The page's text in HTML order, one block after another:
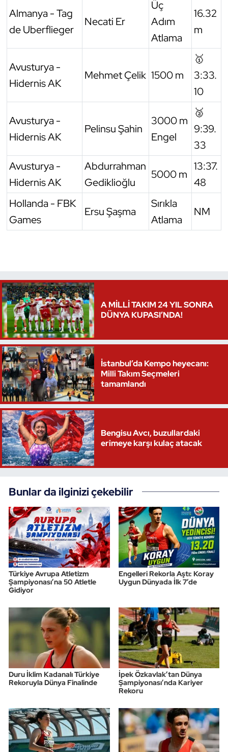
Almanya - Tag
de Uberflieger
Necati Er
Üç
Adım
Atlama
16.32
m
Avusturya -
Hidernis AK
Mehmet Çelik 1500 m
🥇
3:33.
10
Avusturya -
Hidernis AK
Pelinsu Şahin
3000 m
Engel
🥈
9:39.
33
Avusturya -
Hidernis AK
Abdurrahman
Gediklioğlu
5000 m
13:37.
48
Hollanda - FBK
Games
Ersu Şaşma
Sırıkla
Atlama
NM
A MİLLİ TAKIM 24 YIL SONRA
DÜNYA KUPASI’NDA!
İstanbul’da Kempo heyecanı:
Milli Takım Seçmeleri
tamamlandı
Bengisu Avcı, buzullardaki
erimeye karşı kulaç atacak
Bunlar da ilginizi çekebilir
Türkiye Avrupa Atletizm
Şampiyonası’na 50 Atletle
Gidiyor
Engelleri Rekorla Aştı: Koray
Uygun Dünyada İlk 7’de
Duru İklim Kadanalı Türkiye
Rekoruyla Dünya Finalinde
İpek Özkavlak’tan Dünya
Şampiyonası’nda Kariyer
Rekoru